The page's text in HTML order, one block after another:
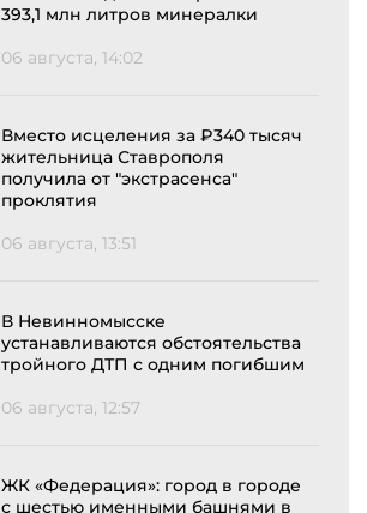
393,1 млн литров минералки
06 августа, 14:02
Вместо исцеления за ₽340 тысяч
жительница Ставрополя
получила от "экстрасенса"
проклятия
06 августа, 13:51
В Невинномысске
устанавливаются обстоятельства
тройного ДТП с одним погибшим
06 августа, 12:57
ЖК «Федерация»: город в городе
с шестью именными башнями в